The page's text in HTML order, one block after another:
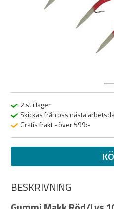
2 st i lager
Skickas från oss nästa
Gratis frakt - över 599:-
BESKRIVNING